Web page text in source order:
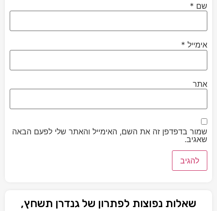
שם *
אימייל *
אתר
שמור בדפדפן זה את השם, האימייל והאתר שלי לפעם הבאה
שאגיב.
שאלות נפוצות לפתרון של גנדרן תשחץ,